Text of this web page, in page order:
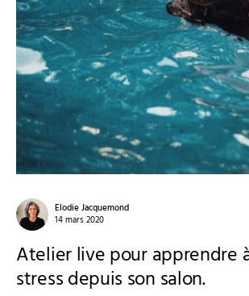
Elodie Jacquemond
14 mars 2020
Atelier live pour apprendre
stress depuis son salon.